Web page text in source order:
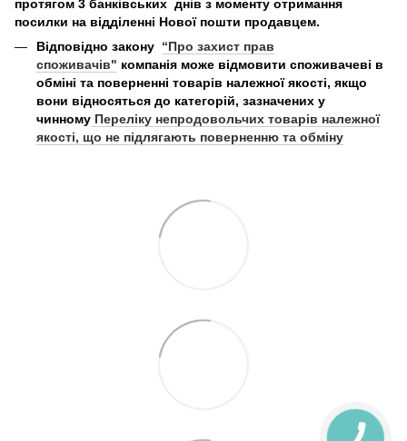
протягом 3 банківських днів з моменту отримання
посилки на відділенні Нової пошти продавцем.
Відповідно закону “Про захист прав
споживачів" компанія може відмовити споживачеві в
обміні та поверненні товарів належної якості, якщо
вони відносяться до категорій, зазначених у
чинному Переліку непродовольчих товарів належної
якості, що не підлягають поверненню та обміну